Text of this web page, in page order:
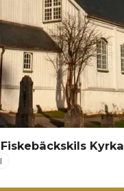
Fiskebäckskils Kyrka